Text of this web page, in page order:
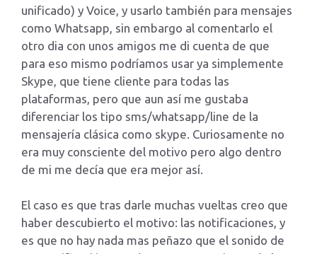
unificado) y Voice, y usarlo también para mensajes
como Whatsapp, sin embargo al comentarlo el
otro dia con unos amigos me di cuenta de que
para eso mismo podríamos usar ya simplemente
Skype, que tiene cliente para todas las
plataformas, pero que aun así me gustaba
diferenciar los tipo sms/whatsapp/line de la
mensajería clásica como skype. Curiosamente no
era muy consciente del motivo pero algo dentro
de mi me decía que era mejor así.
El caso es que tras darle muchas vueltas creo que
haber descubierto el motivo: las notificaciones, y
es que no hay nada mas peñazo que el sonido de